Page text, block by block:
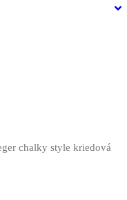
chalky style kriedová